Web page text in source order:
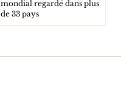
mondial regardé dans plus
de 33 pays